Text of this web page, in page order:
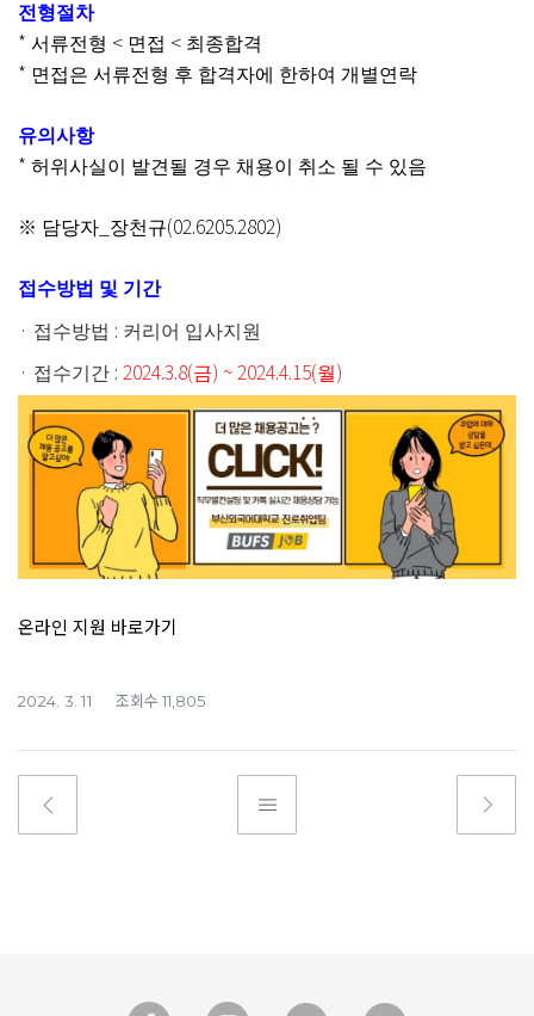
전형절차
* 서류전형 < 면접 < 최종합격
* 면접은 서류전형 후 합격자에 한하여 개별연락
유의사항
* 허위사실이 발견될 경우 채용이 취소 될 수 있음
※ 담당자 장천규(02.6205.2802)
접수방법 및 기간
· 접수방법 : 커리어 입사지원
· 접수기간 : 2024.3.8(금) ~ 2024.4.15(월)
온라인 지원 바로가기
2024. 3. 11 조회수 11,805